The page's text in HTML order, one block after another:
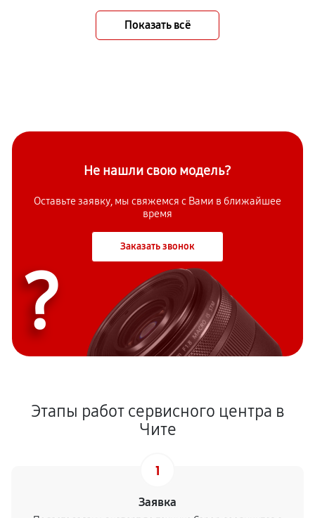
Показать всё
Не нашли свою модель?
Оставьте заявку, мы свяжемся с Вами в ближайшее
время
Заказать звонок
?
Этапы работ сервисного центра в
Чите
1
Заявка